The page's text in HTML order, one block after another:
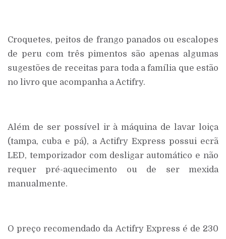
Croquetes, peitos de frango panados ou escalopes
de peru com três pimentos são apenas algumas
sugestões de receitas para toda a família que estão
no livro que acompanha a Actifry.
Além de ser possível ir à máquina de lavar loiça
(tampa, cuba e pá), a Actifry Express possui ecrã
LED, temporizador com desligar automático e não
requer pré-aquecimento ou de ser mexida
manualmente.
O preço recomendado da Actifry Express é de 230